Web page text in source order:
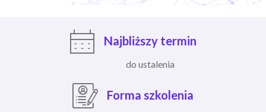
Najbliższy termin
do ustalenia
Forma szkolenia